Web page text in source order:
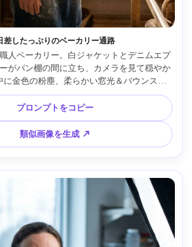
差したっぷりのベーカリー通路
人ベーカリー。白ジャケットとデニムエプ
がパン棚の間に立ち、カメラを見て穏やか
金色の粉塵、柔らかい窓光＆バウンス、
f/1.4、4:5全身〜半身、温かみのある色、リ
アルな影、高解像度 --ar 4:5
プロンプトをコピー
類似画像を生成 ↗